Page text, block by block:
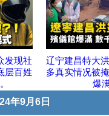
发现社
层百姓
辽宁建昌特大
多真实情况被
爆
年9月6日